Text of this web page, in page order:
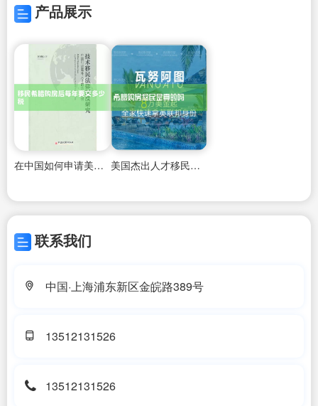
产品展示
在中国如何申请美国杰出人才移民条件呢 美国杰出人才移民的条件有哪些政策要求
联系我们
中国·上海浦东新区金皖路389号
13512131526
13512131526